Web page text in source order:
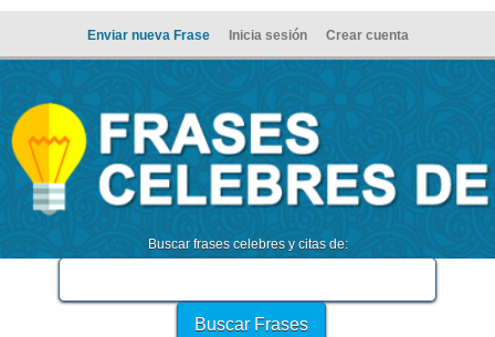
Enviar nueva Frase Inicia sesión Crear cuenta
Buscar frases celebres y citas de: